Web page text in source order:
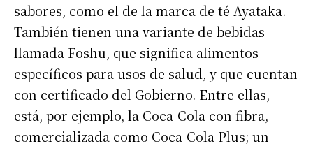
sabores, como el de la marca de té Ayataka.
También tienen una variante de bebidas
llamada Foshu, que significa alimentos
específicos para usos de salud, y que cuentan
con certificado del Gobierno. Entre ellas,
está, por ejemplo, la Coca-Cola con fibra,
comercializada como Coca-Cola Plus; un